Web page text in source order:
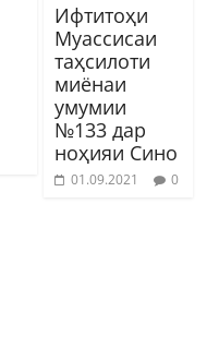
Ифтитоҳи
Муассисаи
таҳсилоти
миёнаи
умумии
№133 дар
ноҳияи Сино
01.09.2021 0